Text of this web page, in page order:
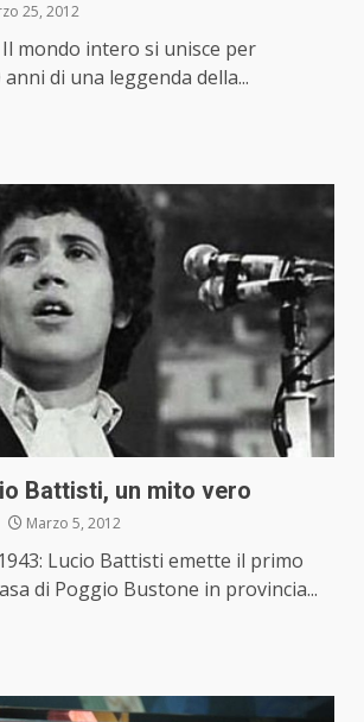
25, 2012
mondo intero si unisce per
di una leggenda della...
Battisti, un mito vero
Marzo 5, 2012
Lucio Battisti emette il primo
di Poggio Bustone in provincia...